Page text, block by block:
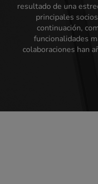
resultado de una
principales
continuación,
funcionalidades
colaboraciones han